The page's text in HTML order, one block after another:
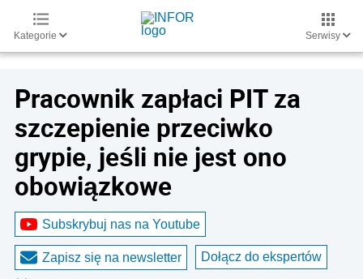
Kategorie Serwisy
Pracownik zapłaci PIT za
szczepienie przeciwko
grypie, jeśli nie jest ono
obowiązkowe
Subskrybuj nas na Youtube
Zapisz się na newsletter Dołącz do ekspertów